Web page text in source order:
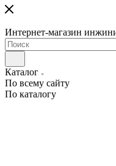
Интернет-магазин
Каталог
По всему сайту
По каталогу